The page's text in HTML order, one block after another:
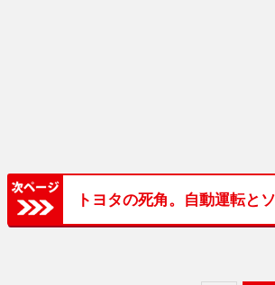
トヨタの死角。自動運転と